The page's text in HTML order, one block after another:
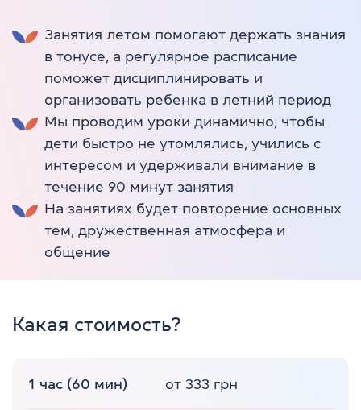
Занятия летом помогают держать знания
в тонусе, а регулярное расписание
поможет дисциплинировать и
организовать ребенка в летний период
Мы проводим уроки динамично, чтобы
дети быстро не утомлялись, учились с
интересом и удерживали внимание в
течение 90 минут занятия
На занятиях будет повторение основных
тем, дружественная атмосфера и
общение
Какая стоимость?
1 час (60 мин) от 333 грн